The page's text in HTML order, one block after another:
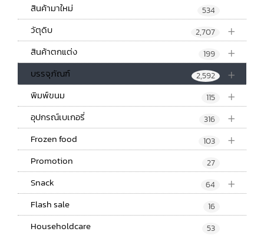
สินค้ามาใหม่ 534
+
วัตุดิบ 2,707
+
สินค้าตกแต่ง 199
+
บรรจุภัณฑ์ 2,592
+
พิมพ์ขนม 115
+
อุปกรณ์เบเกอรี่ 316
+
Frozen food 103
Promotion 27
+
Snack 64
Flash sale 16
Householdcare 53